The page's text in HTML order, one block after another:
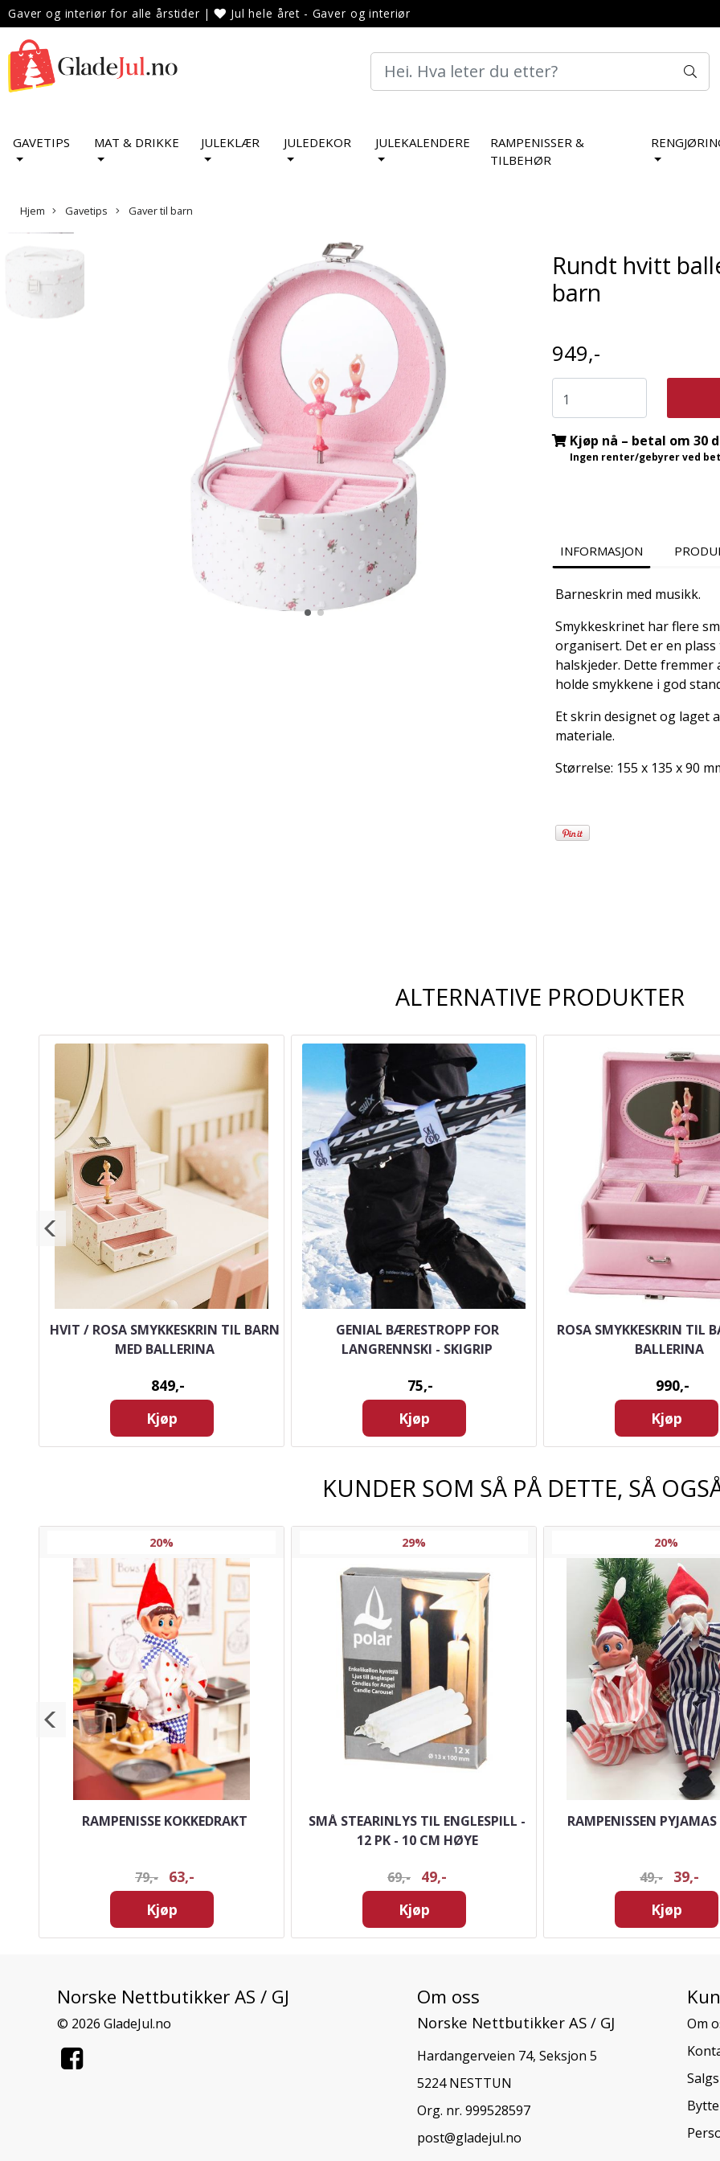
Gaver og interiør for alle årstider | Jul hele året - Gaver og interiør
GAVETIPS MAT & DRIKKE JULEKLÆR JULEDEKOR JULEKALENDERE
RAMPENISSER &
TILBEHØR
Hjem Gavetips Gaver til barn
Rundt hvitt
barn
949,-
Kjøp nå – betal om 30
Ingen renter/gebyrer ved
INFORMASJON
Barneskrin med musikk.
Smykkeskrinet har flere
organisert. Det er en
halskjeder. Dette
holde smykkene i god
Et skrin designet og laget
materiale.
Størrelse: 155 x 135 x 90
ALTERNATIVE PRODUKTER
HVIT / ROSA SMYKKESKRIN TIL BARN
MED BALLERINA
849,-
Kjøp
GENIAL BÆRESTROPP FOR
LANGRENNSKI - SKIGRIP
75,-
Kjøp
ROSA SMYKKESKRIN TIL
BALLERINA
990,-
Kjøp
KUNDER SOM SÅ PÅ DETTE, SÅ
20%
RAMPENISSE KOKKEDRAKT
79,-
63,-
Kjøp
29%
SMÅ STEARINLYS TIL ENGLESPILL -
12 PK - 10 CM HØYE
69,-
49,-
Kjøp
20%
RAMPENISSEN
49,-
39,-
Kjøp
Norske Nettbutikker AS / GJ
© 2026 GladeJul.no
Om oss
Norske Nettbutikker AS / GJ
Hardangerveien 74, Seksjon 5
5224 NESTTUN
Org. nr. 999528597
post@gladejul.no
Om